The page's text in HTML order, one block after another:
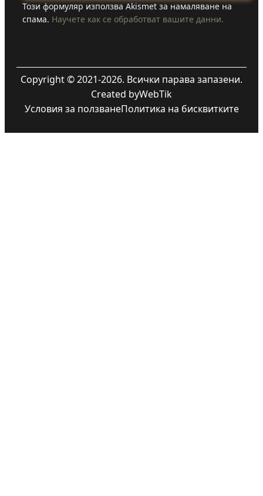
Този формуляр използва Akismet за намаляване на
спама. Научете как се обработват вашите данни.
Copyright © 2021-2026. Всички парава запазени.
Created byWebTik
Условия за ползванеПолитика на бисквитките